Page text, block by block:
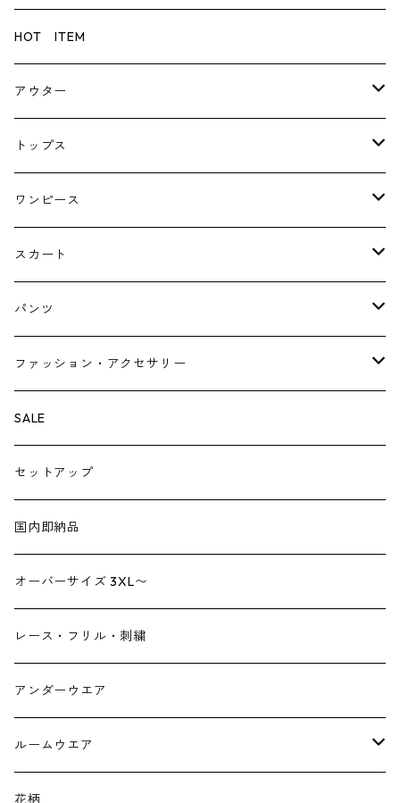
HOT ITEM
アウター
コート
ジャケット
トップス
ブラウス・シャツ
Tシャツ・スウェット・パーカー
ニット・カーディガン
ベスト・ジレ
ワンピース
キャミソールワンピース
ジャンパースカート
スカート
ペチスカート
パンツ
レギンス
ペチパンツ
サロペット
ジャンプスーツ
デニム
ファッション・アクセサリー
バック
トートバック
ショルダーバック
シューズ
ブーツ
パンプス
帽子
ヘアーアクセサリー
ストール
つけ襟
イヤリング・ピアス
ネックレス・ブローチ
SALE
セットアップ
国内即納品
オーバーサイズ 3XL〜
レース・フリル・刺繍
アンダーウエア
ルームウエア
パジャマ
花柄